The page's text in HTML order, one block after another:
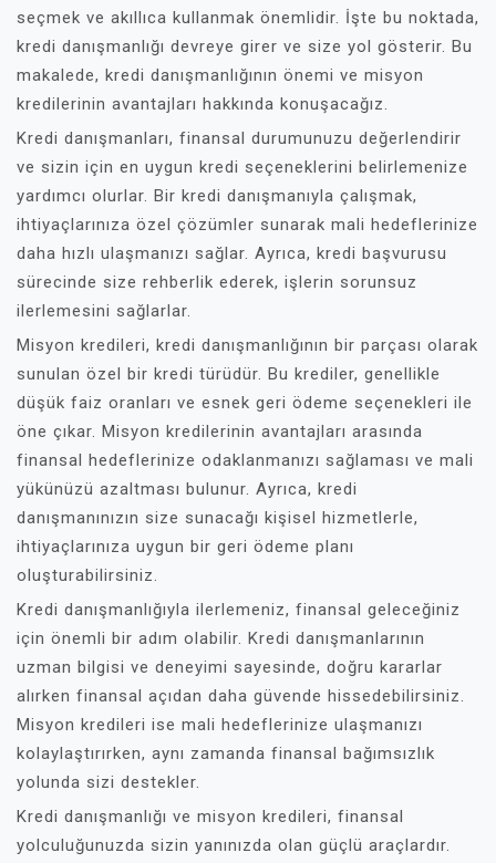
seçmek ve akıllıca kullanmak önemlidir. İşte bu noktada,
kredi danışmanlığı devreye girer ve size yol gösterir. Bu
makalede, kredi danışmanlığının önemi ve misyon
kredilerinin avantajları hakkında konuşacağız.
Kredi danışmanları, finansal durumunuzu değerlendirir
ve sizin için en uygun kredi seçeneklerini belirlemenize
yardımcı olurlar. Bir kredi danışmanıyla çalışmak,
ihtiyaçlarınıza özel çözümler sunarak mali hedeflerinize
daha hızlı ulaşmanızı sağlar. Ayrıca, kredi başvurusu
sürecinde size rehberlik ederek, işlerin sorunsuz
ilerlemesini sağlarlar.
Misyon kredileri, kredi danışmanlığının bir parçası olarak
sunulan özel bir kredi türüdür. Bu krediler, genellikle
düşük faiz oranları ve esnek geri ödeme seçenekleri ile
öne çıkar. Misyon kredilerinin avantajları arasında
finansal hedeflerinize odaklanmanızı sağlaması ve mali
yükünüzü azaltması bulunur. Ayrıca, kredi
danışmanınızın size sunacağı kişisel hizmetlerle,
ihtiyaçlarınıza uygun bir geri ödeme planı
oluşturabilirsiniz.
Kredi danışmanlığıyla ilerlemeniz, finansal geleceğiniz
için önemli bir adım olabilir. Kredi danışmanlarının
uzman bilgisi ve deneyimi sayesinde, doğru kararlar
alırken finansal açıdan daha güvende hissedebilirsiniz.
Misyon kredileri ise mali hedeflerinize ulaşmanızı
kolaylaştırırken, aynı zamanda finansal bağımsızlık
yolunda sizi destekler.
Kredi danışmanlığı ve misyon kredileri, finansal
yolculuğunuzda sizin yanınızda olan güçlü araçlardır.